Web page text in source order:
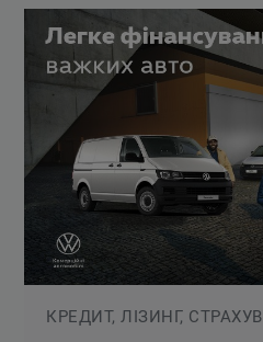
КРЕДИТ, ЛІЗИНГ,